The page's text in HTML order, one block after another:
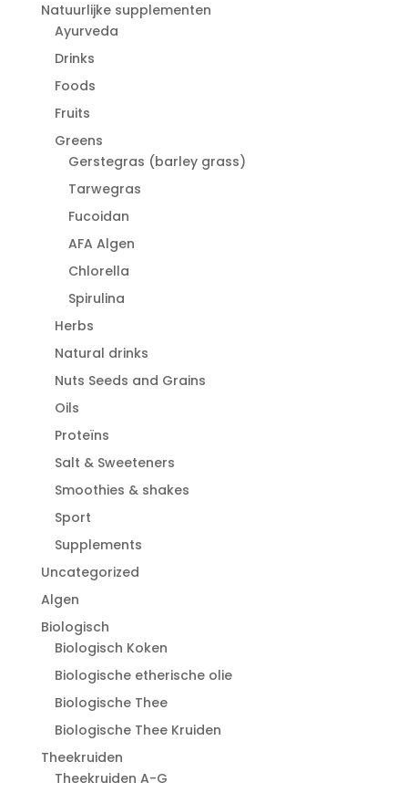
Natuurlijke supplementen
Ayurveda
Drinks
Foods
Fruits
Greens
Gerstegras (barley grass)
Tarwegras
Fucoidan
AFA Algen
Chlorella
Spirulina
Herbs
Natural drinks
Nuts Seeds and Grains
Oils
Proteïns
Salt & Sweeteners
Smoothies & shakes
Sport
Supplements
Uncategorized
Algen
Biologisch
Biologisch Koken
Biologische etherische olie
Biologische Thee
Biologische Thee Kruiden
Theekruiden
Theekruiden A-G